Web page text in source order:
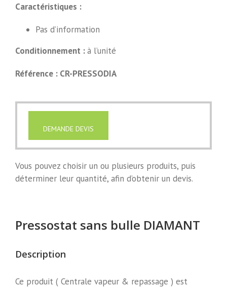
Caractéristiques :
Pas d’information
Conditionnement :à l’unité
Référence : CR-PRESSODIA
DEMANDE DEVIS
Vous pouvez choisir un ou plusieurs produits, puis
déterminer leur quantité, afin d’obtenir un devis.
Pressostat sans bulle DIAMANT
Description
Ce produit ( Centrale vapeur & repassage ) est